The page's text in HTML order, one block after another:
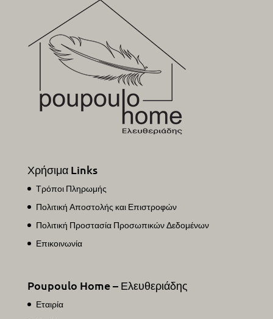
Χρήσιμα Links
Τρόποι Πληρωμής
Πολιτική Αποστολής και Επιστροφών
Πολιτική Προστασία Προσωπικών Δεδομένων
Επικοινωνία
Poupoulo Home – Ελευθεριάδης
Εταιρία